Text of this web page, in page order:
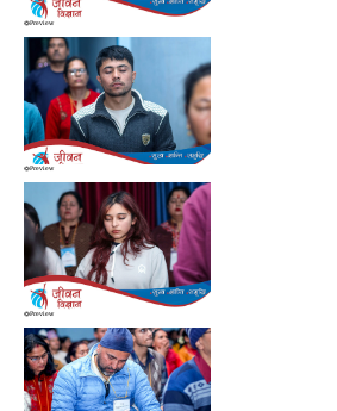
Preview
Preview
Preview